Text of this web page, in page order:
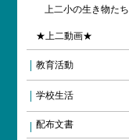
上二小の生き物たち
★上二動画★
教育活動
学校生活
配布文書